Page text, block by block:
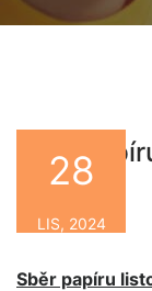
Sběr
28
LIS, 2024
Sběr papíru